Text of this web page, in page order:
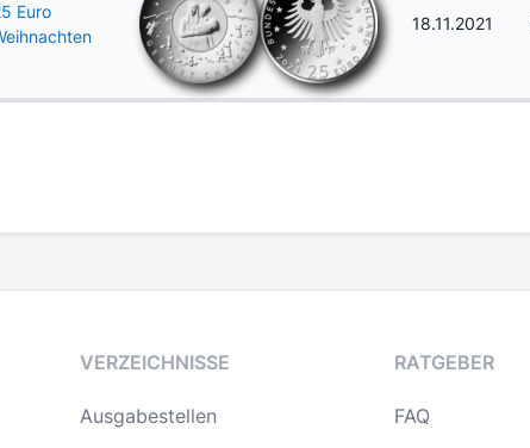
Euro
18.11.2021
VERZEICHNISSE
Ausgabestellen
RATGEBER
FAQ